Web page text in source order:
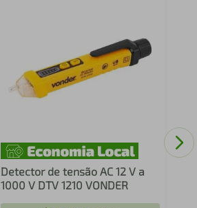
Detector de tensão AC 12 V a
1000 V DTV 1210 VONDER